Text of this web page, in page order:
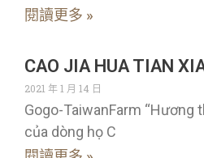
閱讀更多 »
CAO JIA HUA TIAN
2021 年 1 月 14 日
Gogo-TaiwanFarm “Hương
của dòng họ C